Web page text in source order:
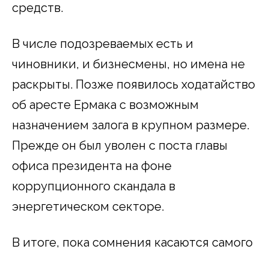
средств.
В числе подозреваемых есть и
чиновники, и бизнесмены, но имена не
раскрыты. Позже появилось ходатайство
об аресте Ермака с возможным
назначением залога в крупном размере.
Прежде он был уволен с поста главы
офиса президента на фоне
коррупционного скандала в
энергетическом секторе.
В итоге, пока сомнения касаются самого